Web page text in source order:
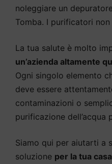
noleggiare un
Tomba. I purificatori
La tua salute è molto
un’azienda altamente
Ogni singolo elemento
deve essere
contaminazioni o
purificazione dell’acqua
Siamo qui per aiutarti a
soluzione per la tua